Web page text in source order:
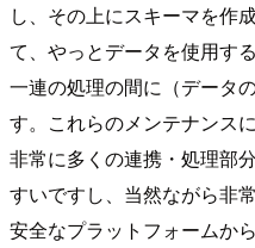
し、その上にスキーマを作
て、やっとデータを使用す
一連の処理の間に（データ
す。これらのメンテナンス
非常に多くの連携・処理部
すいですし、当然ながら非
安全なプラットフォームか